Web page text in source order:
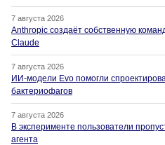
7 августа 2026
Anthropic создаёт собственную
Claude
7 августа 2026
ИИ-модели Evo помогли
бактериофагов
7 августа 2026
В эксперименте пользователи
агента